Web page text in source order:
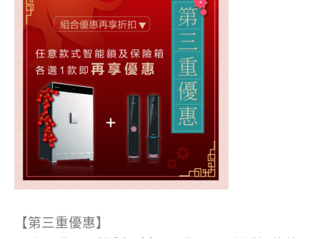
【第三重優惠】